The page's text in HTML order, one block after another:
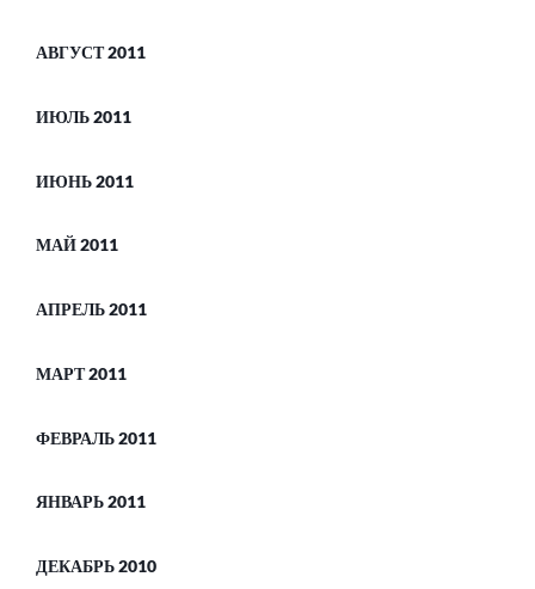
АВГУСТ 2011
ИЮЛЬ 2011
ИЮНЬ 2011
МАЙ 2011
АПРЕЛЬ 2011
МАРТ 2011
ФЕВРАЛЬ 2011
ЯНВАРЬ 2011
ДЕКАБРЬ 2010